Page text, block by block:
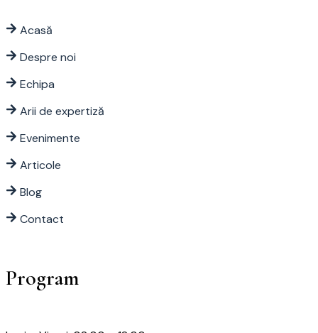
Acasă
Despre noi
Echipa
Arii de expertiză
Evenimente
Articole
Blog
Contact
Program